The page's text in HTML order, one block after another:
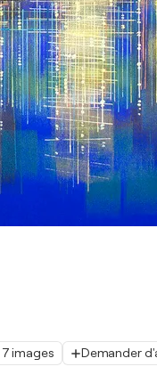
7 images Demander